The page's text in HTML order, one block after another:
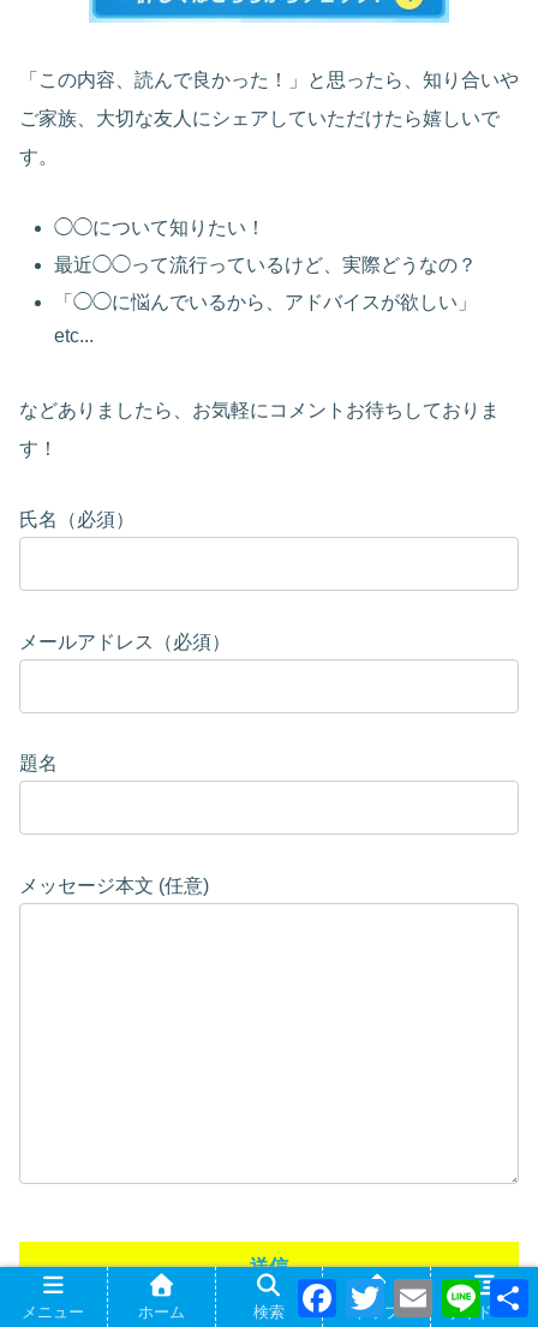
「この内容、読んで良かった！」と思ったら、知り合いや
ご家族、大切な友人にシェアしていただけたら嬉しいで
す。
◯◯について知りたい！
最近◯◯って流行っているけど、実際どうなの？
「◯◯に悩んでいるから、アドバイスが欲しい」
etc...
などありましたら、お気軽にコメントお待ちしておりま
す！
氏名（必須）
メールアドレス（必須）
題名
メッセージ本文 (任意)
メニュー ホーム 検索 トップ サイドバー
T
w
E
m
L
i